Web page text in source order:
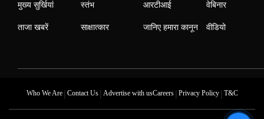
मुख्य सुर्खियां
ताजा खबरें
स्तंभ
साक्षात्कार
आरटीआई
जानिए हमारा कानून
वेबिनार
वीडियो
Who We Are| Contact Us| Advertise with usCareers| Privacy Policy| T&C